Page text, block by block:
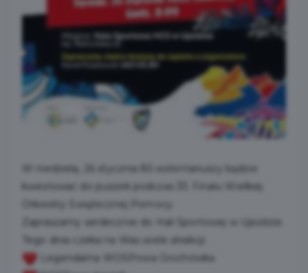
W niedzielę, 26 stycznia 85 wolontariuszy będzie
kwestować do puszek podczas 33. Finału Wielkiej
Orkiestry Świątecznej Pomocy.
Zapraszamy serdecznie do Hali Sportowej w Ujeździe.
Tego dnia czeka na Was wiele atrakcji:
Legendarna WOŚPowa Grochówka